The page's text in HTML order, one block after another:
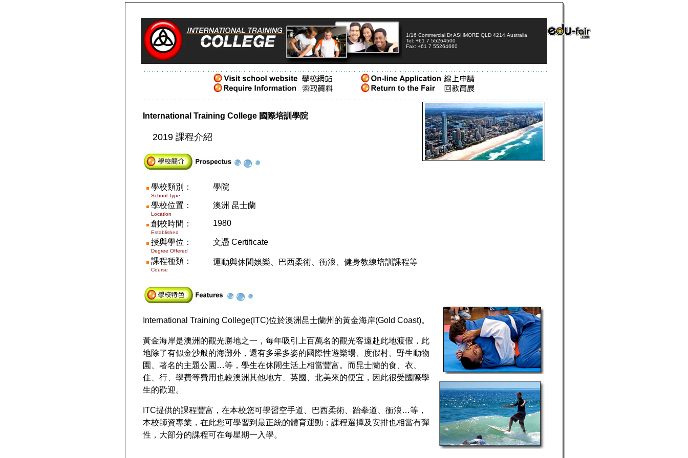
1/16 Commercial Dr ASHMORE QLD 4214 Australia
Tel: +61 7 55264500
Fax: +61 7 55264660
International Training College 國際培訓學院
2019 課程介紹
學校類別：
School Type
學院
學校位置：
Location
澳洲 昆士蘭
創校時間 ：
Established
1980
授與學位：
Degree Offered
文憑 Certificate
課程種類：
Course
運動與休閒娛樂、巴西柔術、衝浪、健身教練培訓課程等
International Training College(ITC)位於澳洲昆士蘭州的黃金海岸(Gold Coast)。
黃金海岸是澳洲的觀光勝地之一，每年吸引上百萬名的觀光客遠赴此地渡假，此
地除了有似金沙般的海灘外，還有多采多姿的國際性遊樂場、度假村、野生動物
園、著名的主題公園…等，學生在休閒生活上相當豐富。而昆士蘭的食、衣、
住、行、學費等費用也較澳洲其他地方、英國、北美來的便宜，因此很受國際學
生的歡迎。
ITC提供的課程豐富，在本校您可學習空手道、巴西柔術、跆拳道、衝浪…等，
本校師資專業，在此您可學習到最正統的體育運動；課程選擇及安排也相當有彈
性，大部分的課程可在每星期一入學。